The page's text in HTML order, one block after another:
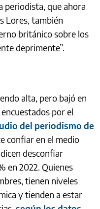
periodista, que ahora
Lores, también
británico sobre los
deprimente”.
alta, pero bajó en
por el
del periodismo de
confiar en el medio
desconfiar
en 2022. Quienes
tienen niveles
y tienden a estar